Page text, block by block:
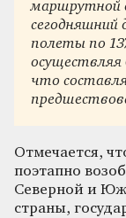
маршрутной
сегодняшний
полеты по
осуществляя
что
Отмечается,
поэтапно
Северной и
страны,